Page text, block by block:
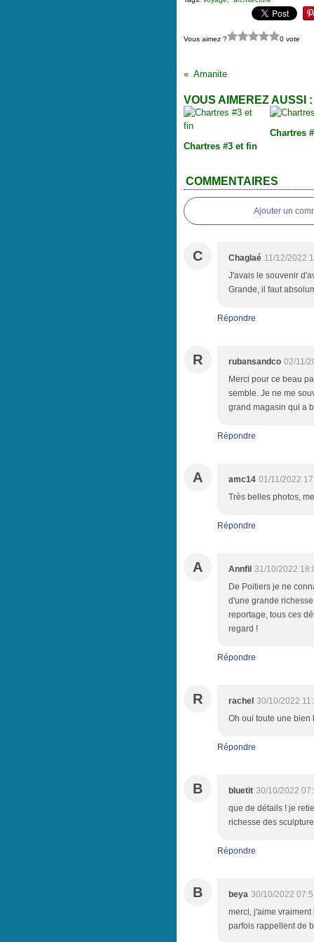
Vous aimez ? 0 vote
Amanite
VOUS AIMEREZ AUSSI :
Chartres #3 et fin
Chartres
COMMENTAIRES
Ajouter un
C Chaglaé 11/12/2022
J'avais le souvenir
Grande, il faut
Répondre
R rubansandco 02/11/
Merci pour ce beau
semble. Je ne me
grand magasin qui a
Répondre
A amc14 01/11/2022
Très belles photos,
Répondre
A Annfil 31/10/2022
De Poitiers je ne
d'une grande
reportage, tous ces
regard !
Répondre
R rachel 30/10/2022
Oh oui toute une bien
Répondre
B bluetit 30/10/2022
que de détails ! je
richesse des
Répondre
B beya 30/10/2022
merci, j'aime
parfois rappellent de